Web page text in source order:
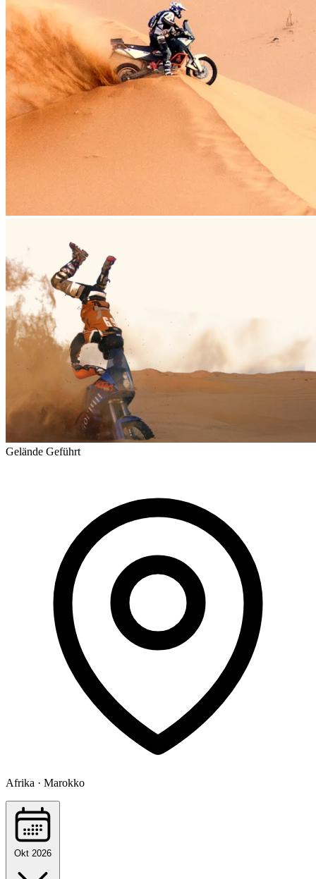
Gelände Geführt
Afrika · Marokko
Okt 2026